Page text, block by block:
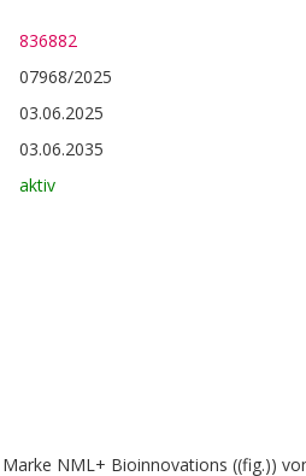
836882
07968/2025
03.06.2025
03.06.2035
aktiv
NML+ Bioinnovations ((fig.))